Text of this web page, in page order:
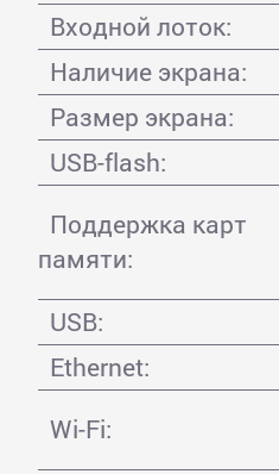
Входной лоток:
Наличие экрана:
Размер экрана:
USB-flash:
Поддержка карт
памяти:
USB:
Ethernet:
Wi-Fi: